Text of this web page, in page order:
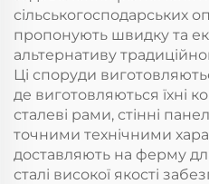
сільськогосподарських
пропонують швидку та
альтернативу
Ці споруди
де виготовляються їхні
сталеві рами, стінні
точними технічними
доставляють на ферму
сталі високої якості